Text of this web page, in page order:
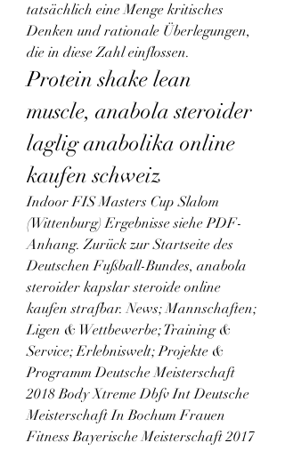
tatsächlich eine Menge kritisches
Denken und rationale Überlegungen,
die in diese Zahl einflossen.
Protein shake lean
muscle, anabola steroider
laglig anabolika online
kaufen schweiz
Indoor FIS Masters Cup Slalom
(Wittenburg) Ergebnisse siehe PDF-
Anhang. Zurück zur Startseite des
Deutschen Fußball-Bundes, anabola
steroider kapslar steroide online
kaufen strafbar. News; Mannschaften;
Ligen & Wettbewerbe; Training &
Service; Erlebniswelt; Projekte &
Programm Deutsche Meisterschaft
2018 Body Xtreme Dbfv Int Deutsche
Meisterschaft In Bochum Frauen
Fitness Bayerische Meisterschaft 2017